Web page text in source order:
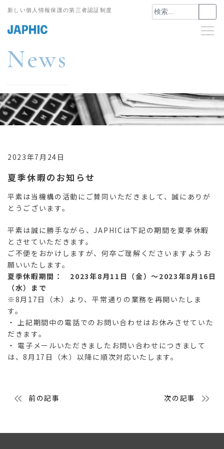
Skip
content
新しい個人情報保護の第三者認証制度
News
ニュース
2023年7月24日
夏季休暇のお知らせ
平素は当機構の活動にご賛同いただきまして、誠にありが
とうございます。
平素は誠に勝手ながら、JAPHICは下記の期間を夏季休暇
とさせていただきます。
ご不便をおかけしますが、何卒ご理解くださいますようお
願いいたします。
夏季休暇期間： 2023年8月11日（金）～2023年8月16日
（水）まで
※8月17日（木）より、平常通りの業務を再開いたしま
す。
・ 上記期間中の電話でのお問い合わせはお休みさせていた
だきます。
・ 電子メールいただきましたお問い合わせにつきまして
は、8月17日（木）以降に順次対応いたします。
投
ナ
前の記事 次の記事